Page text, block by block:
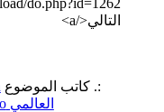
التالي</a>
:. كاتب الموضوع
العالمي Avira System Speedup Pro